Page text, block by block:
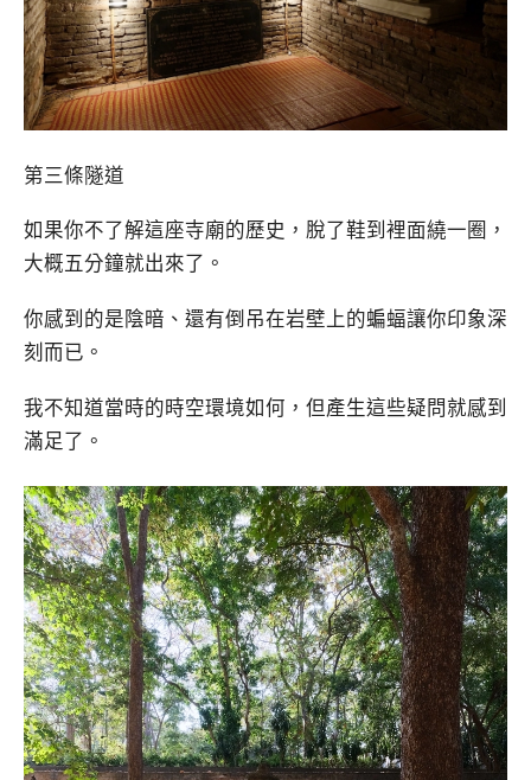
第三條隧道
如果你不了解這座寺廟的歷史，脫了鞋到裡面繞一圈，
大概五分鐘就出來了。
你感到的是陰暗、還有倒吊在岩壁上的蝙蝠讓你印象深
刻而已。
我不知道當時的時空環境如何，但產生這些疑問就感到
滿足了。